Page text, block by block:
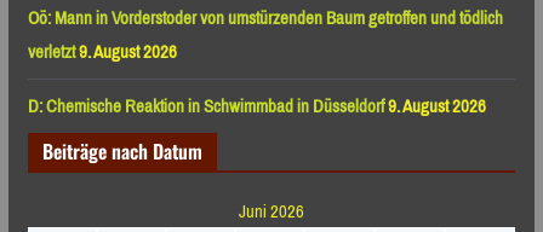
Oö: Mann in Vorderstoder von umstürzenden Baum getroffen und tödlich
verletzt9. August 2026
D: Chemische Reaktion in Schwimmbad in Düsseldorf9. August 2026
Beiträge nach Datum
Juni 2026